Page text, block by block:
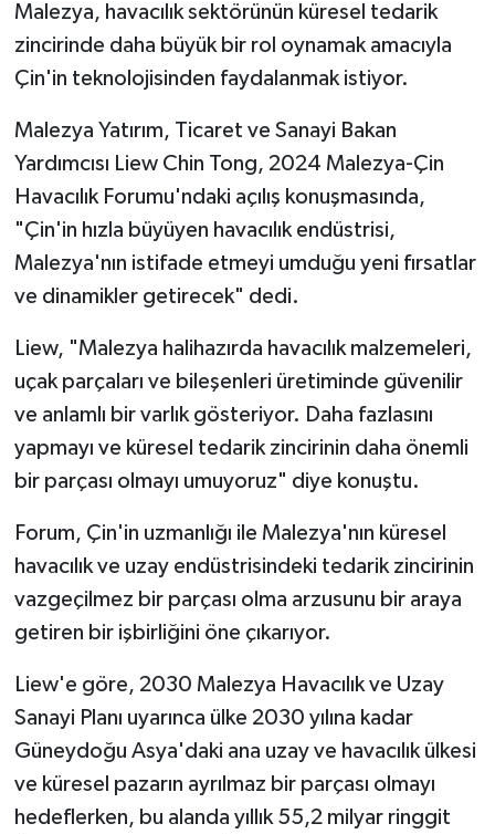
Malezya, havacılık sektörünün küresel tedarik
zincirinde daha büyük bir rol oynamak amacıyla
Çin'in teknolojisinden faydalanmak istiyor.
Malezya Yatırım, Ticaret ve Sanayi Bakan
Yardımcısı Liew Chin Tong, 2024 Malezya-Çin
Havacılık Forumu'ndaki açılış konuşmasında,
"Çin'in hızla büyüyen havacılık endüstrisi,
Malezya'nın istifade etmeyi umduğu yeni fırsatlar
ve dinamikler getirecek" dedi.
Liew, "Malezya halihazırda havacılık malzemeleri,
uçak parçaları ve bileşenleri üretiminde güvenilir
ve anlamlı bir varlık gösteriyor. Daha fazlasını
yapmayı ve küresel tedarik zincirinin daha önemli
bir parçası olmayı umuyoruz" diye konuştu.
Forum, Çin'in uzmanlığı ile Malezya'nın küresel
havacılık ve uzay endüstrisindeki tedarik zincirinin
vazgeçilmez bir parçası olma arzusunu bir araya
getiren bir işbirliğini öne çıkarıyor.
Liew'e göre, 2030 Malezya Havacılık ve Uzay
Sanayi Planı uyarınca ülke 2030 yılına kadar
Güneydoğu Asya'daki ana uzay ve havacılık ülkesi
ve küresel pazarın ayrılmaz bir parçası olmayı
hedeflerken, bu alanda yıllık 55,2 milyar ringgit